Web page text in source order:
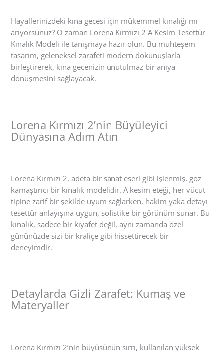
Hayallerinizdeki kına gecesi için mükemmel kınalığı mı
arıyorsunuz? O zaman Lorena Kırmızı 2 A Kesim Tesettür
Kınalık Modeli ile tanışmaya hazır olun. Bu muhteşem
tasarım, geleneksel zarafeti modern dokunuşlarla
birleştirerek, kına gecenizin unutulmaz bir anıya
dönüşmesini sağlayacak.
Lorena Kırmızı 2’nin Büyüleyici
Dünyasına Adım Atın
Lorena Kırmızı 2, adeta bir sanat eseri gibi işlenmiş, göz
kamaştırıcı bir kınalık modelidir. A kesim eteği, her vücut
tipine zarif bir şekilde uyum sağlarken, hakim yaka detayı
tesettür anlayışına uygun, sofistike bir görünüm sunar. Bu
kınalık, sadece bir kıyafet değil, aynı zamanda özel
gününüzde sizi bir kraliçe gibi hissettirecek bir
deneyimdir.
Detaylarda Gizli Zarafet: Kumaş ve
Materyaller
Lorena Kırmızı 2’nin büyüsünün sırrı, kullanılan yüksek